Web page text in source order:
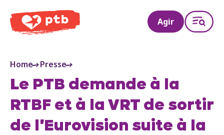
PTB
Agir
Home Presse
Le PTB demande à la
RTBF et à la VRT de sortir
de l'Eurovision suite à la